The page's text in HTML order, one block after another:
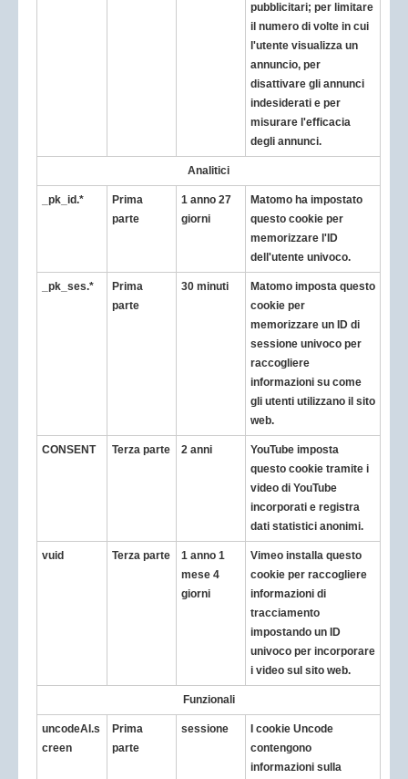
pubblicitari; per limitare
il numero di volte in cui
l'utente visualizza un
annuncio, per
disattivare gli annunci
indesiderati e per
misurare l'efficacia
degli annunci.
Analitici
_pk_id.*
Prima
parte
1 anno 27
giorni
Matomo ha impostato
questo cookie per
memorizzare l'ID
dell'utente univoco.
_pk_ses.*
Prima
parte
30 minuti
Matomo imposta questo
cookie per
memorizzare un ID di
sessione univoco per
raccogliere
informazioni su come
gli utenti utilizzano il sito
web.
CONSENT Terza parte 2 anni
YouTube imposta
questo cookie tramite i
video di YouTube
incorporati e registra
dati statistici anonimi.
vuid Terza parte
1 anno 1
mese 4
giorni
Vimeo installa questo
cookie per raccogliere
informazioni di
tracciamento
impostando un ID
univoco per incorporare
i video sul sito web.
Funzionali
uncodeAI.s
creen
Prima
parte
sessione
I cookie Uncode
contengono
informazioni sulla